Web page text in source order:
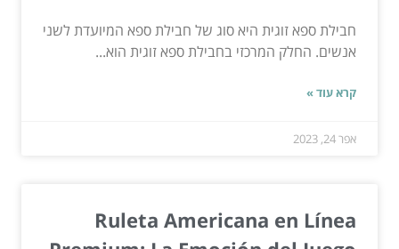
חבילת ספא ​​זוגית היא סוג של חבילת ספא ​​המיועדת לשני
אנשים. החלק המרכזי בחבילת ספא ​​זוגית הוא...
קרא עוד »
אפר 24, 2023
Ruleta Americana en Línea